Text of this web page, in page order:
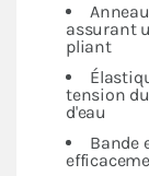
assurant
pliant
tension
d'eau
Bande